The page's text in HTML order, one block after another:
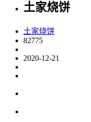
土家烧饼
土家烧饼
82775
2020-12-21